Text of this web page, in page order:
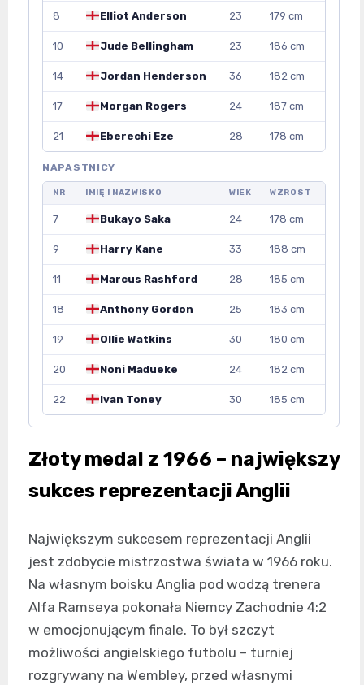
8 Elliot Anderson 23 179 cm
10 Jude Bellingham 23 186 cm
14 Jordan Henderson 36 182 cm
17 Morgan Rogers 24 187 cm
21 Eberechi Eze 28 178 cm
NAPASTNICY
NR IMIĘ I NAZWISKO WIEK WZROST
7 Bukayo Saka 24 178 cm
9 Harry Kane 33 188 cm
11 Marcus Rashford 28 185 cm
18 Anthony Gordon 25 183 cm
19 Ollie Watkins 30 180 cm
20 Noni Madueke 24 182 cm
22 Ivan Toney 30 185 cm
Złoty medal z 1966 – największy
sukces reprezentacji Anglii
Największym sukcesem reprezentacji Anglii
jest zdobycie mistrzostwa świata w 1966 roku.
Na własnym boisku Anglia pod wodzą trenera
Alfa Ramseya pokonała Niemcy Zachodnie 4:2
w emocjonującym finale. To był szczyt
możliwości angielskiego futbolu – turniej
rozgrywany na Wembley, przed własnymi